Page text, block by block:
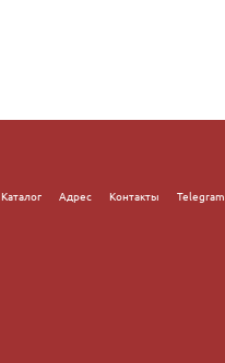
Каталог Адрес Контакты Telegram